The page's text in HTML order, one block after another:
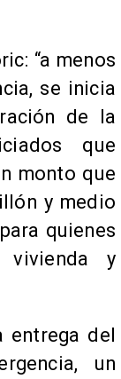
“a menos
se inicia
de la
que
monto que
y medio
quienes
vivienda y
entrega del
un